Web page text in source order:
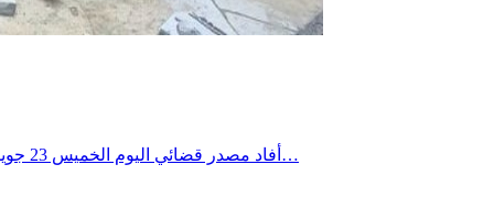
أفاد مصدر قضائي اليوم الخميس 23 جويلية 2026 لوكالة تونس افريقيا للأنباء، أنه بتعليمات من النيابة العمومية بالمحكمة الابتدائية بتونس باشر مركز الأمن الوطني بسيدي البشير يوم…